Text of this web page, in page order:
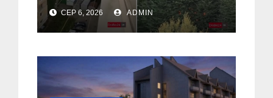
горіло 5 гаражів
(Відео)
СЕР 6, 2026 ADMIN